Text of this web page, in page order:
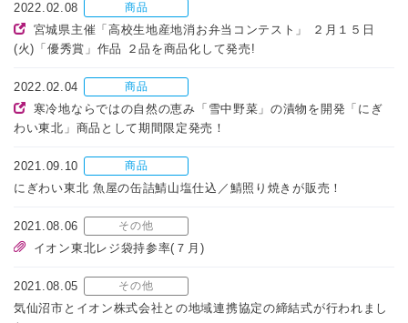
2022.02.08 商品
宮城県主催「高校生地産地消お弁当コンテスト」 ２月１５日
(火)「優秀賞」作品 ２品を商品化して発売!
2022.02.04 商品
寒冷地ならではの自然の恵み「雪中野菜」の漬物を開発「にぎ
わい東北」商品として期間限定発売！
2021.09.10 商品
にぎわい東北 魚屋の缶詰鯖山塩仕込／鯖照り焼きが販売！
2021.08.06 その他
イオン東北レジ袋持参率(７月)
2021.08.05 その他
気仙沼市とイオン株式会社との地域連携協定の締結式が行われまし